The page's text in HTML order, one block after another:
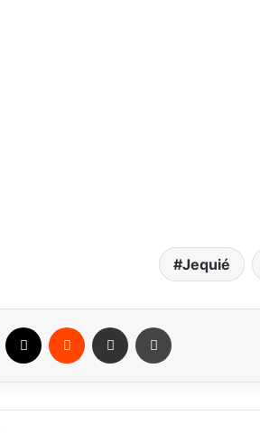
Jequié
Facebook Reddit Compartilhar via e-mail